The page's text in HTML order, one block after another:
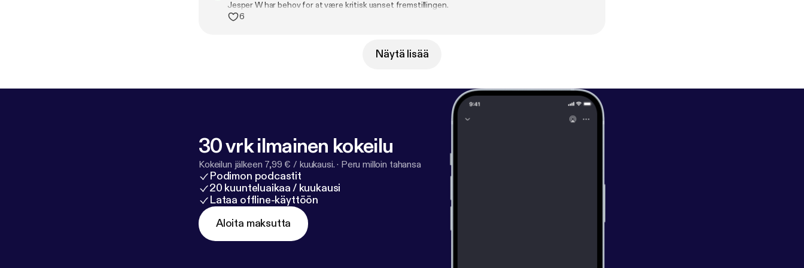
Jesper W har behov for at være kritisk uanset fremstillingen.
6
Näytä lisää
30 vrk ilmainen kokeilu
Kokeilun jälkeen 7,99 € / kuukausi. · Peru milloin tahansa
Podimon podcastit
20 kuunteluaikaa / kuukausi
Lataa offline-käyttöön
Aloita maksutta